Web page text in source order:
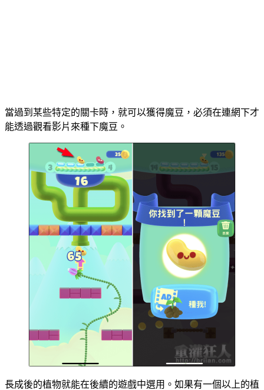
當過到某些特定的關卡時，就可以獲得魔豆，必須在連網下才
能透過觀看影片來種下魔豆。
長成後的植物就能在後續的遊戲中選用。如果有一個以上的植